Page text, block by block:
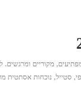
מפתיעים, מקוריים
סטייל, נוכחות